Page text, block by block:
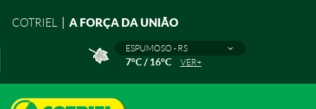
COTRIEL A FORÇA DA UNIÃO
ESPUMOSO - RS
7°C / 16°C VER+